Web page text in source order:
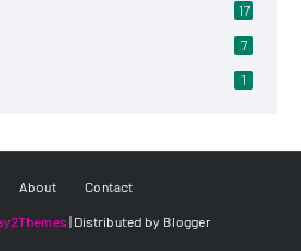
17
7
1
About Contact
| Distributed by Blogger